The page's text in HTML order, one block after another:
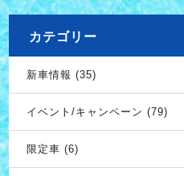
カテゴリー
新車情報 (35)
イベント/キャンペーン (79)
限定車 (6)